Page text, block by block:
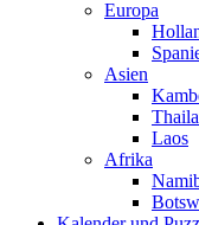
Europa
Asien
Laos
Afrika